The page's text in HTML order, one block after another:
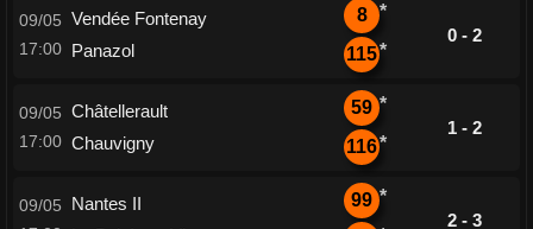
09/05
17:00
Vendée Fontenay
Panazol
8 *
115*
0 - 2
09/05
17:00
Châtellerault
Chauvigny
59 *
116*
1 - 2
09/05
Nantes II
99 *
2 - 3